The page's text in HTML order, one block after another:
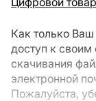
Как только
доступ к
скачивания
электронной
Пожалуйста,